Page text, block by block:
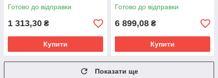
Готово до відправки
1 313,30 ₴
Купити
Готово до відправки
6 899,08 ₴
Купити
Показати ще